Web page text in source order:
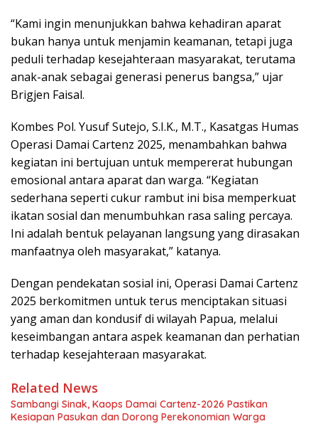
“Kami ingin menunjukkan bahwa kehadiran aparat
bukan hanya untuk menjamin keamanan, tetapi juga
peduli terhadap kesejahteraan masyarakat, terutama
anak-anak sebagai generasi penerus bangsa,” ujar
Brigjen Faisal.
Kombes Pol. Yusuf Sutejo, S.I.K., M.T., Kasatgas Humas
Operasi Damai Cartenz 2025, menambahkan bahwa
kegiatan ini bertujuan untuk mempererat hubungan
emosional antara aparat dan warga. “Kegiatan
sederhana seperti cukur rambut ini bisa memperkuat
ikatan sosial dan menumbuhkan rasa saling percaya.
Ini adalah bentuk pelayanan langsung yang dirasakan
manfaatnya oleh masyarakat,” katanya.
Dengan pendekatan sosial ini, Operasi Damai Cartenz
2025 berkomitmen untuk terus menciptakan situasi
yang aman dan kondusif di wilayah Papua, melalui
keseimbangan antara aspek keamanan dan perhatian
terhadap kesejahteraan masyarakat.
Related News
Sambangi Sinak, Kaops Damai Cartenz-2026 Pastikan
Kesiapan Pasukan dan Dorong Perekonomian Warga